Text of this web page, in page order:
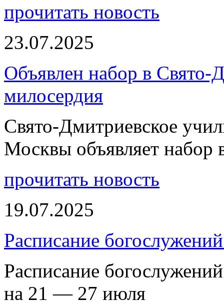
прочитать новость
23.07.2025
Объявлен набор в Свято-
милосердия
Свято-Дмитриевское
Москвы объявляет набор
прочитать новость
19.07.2025
Расписание
Расписание
на 21 — 27 июля